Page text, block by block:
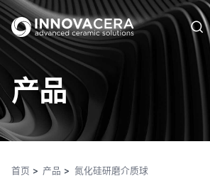
产品
首页 产品 氮化硅研磨介质球